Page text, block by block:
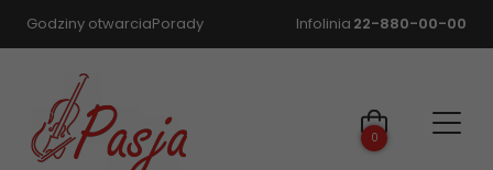
Godziny otwarciaPorady Infolinia 22-880-00-00
0